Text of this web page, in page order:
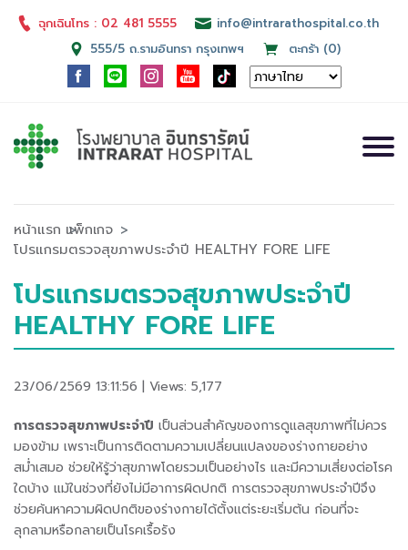
ฉุกเฉินโทร : 02 481 5555
info@intrarathospital.co.th
555/5 ถ.รามอินทรา กรุงเทพฯ
ตะกร้า (0)
หน้าแรก แพ็กเกจ
โปรแกรมตรวจสุขภาพประจำปี HEALTHY FORE LIFE
โปรแกรมตรวจสุขภาพประจำปี
HEALTHY FORE LIFE
23/06/2569 13:11:56 | Views: 5,177
การตรวจสุขภาพประจำปี เป็นส่วนสำคัญของการดูแลสุขภาพที่ไม่ควร
มองข้าม เพราะเป็นการติดตามความเปลี่ยนแปลงของร่างกายอย่าง
สม่ำเสมอ ช่วยให้รู้ว่าสุขภาพโดยรวมเป็นอย่างไร และมีความเสี่ยงต่อโรค
ใดบ้าง แม้ในช่วงที่ยังไม่มีอาการผิดปกติ การตรวจสุขภาพประจำปีจึง
ช่วยค้นหาความผิดปกติของร่างกายได้ตั้งแต่ระยะเริ่มต้น ก่อนที่จะ
ลุกลามหรือกลายเป็นโรคเรื้อรัง